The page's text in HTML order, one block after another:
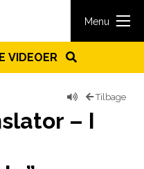
Menu
VIDEOER
Tilbage
– I